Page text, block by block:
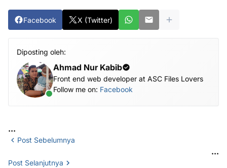
Facebook X (Twitter)
Diposting oleh:
Ahmad Nur Kabib
Front end web developer at ASC Files Lovers
Follow me on: Facebook
...
Post Sebelumnya
...
Post Selanjutnya